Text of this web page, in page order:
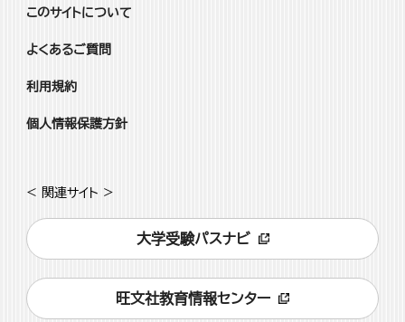
このサイトについて
よくあるご質問
利用規約
個人情報保護方針
< 関連サイト >
大学受験パスナビ
旺文社教育情報センター